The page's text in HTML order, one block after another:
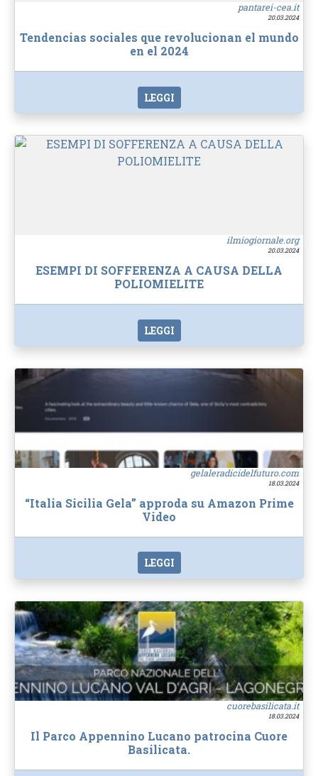
pantarei-cea.it
20.03.2024
Tendencias sociales que revolucionan el mundo
en el 2024
LEGGI
ilmiogiornale.org
20.03.2024
ESEMPI DI SOFFERENZA A CAUSA DELLA
POLIOMIELITE
LEGGI
gelaleradicidelfuturo.com
18.03.2024
“Italia Sicilia Gela” approda su Amazon Prime
Video
LEGGI
cuorebasilicata.it
18.03.2024
Il Parco Appennino Lucano patrocina Cuore
Basilicata.